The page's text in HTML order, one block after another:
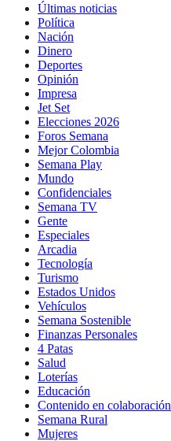
Últimas noticias
Política
Nación
Dinero
Deportes
Opinión
Impresa
Jet Set
Elecciones 2026
Foros Semana
Mejor Colombia
Semana Play
Mundo
Confidenciales
Semana TV
Gente
Especiales
Arcadia
Tecnología
Turismo
Estados Unidos
Vehículos
Semana Sostenible
Finanzas Personales
4 Patas
Salud
Loterías
Educación
Contenido en colaboración
Semana Rural
Mujeres